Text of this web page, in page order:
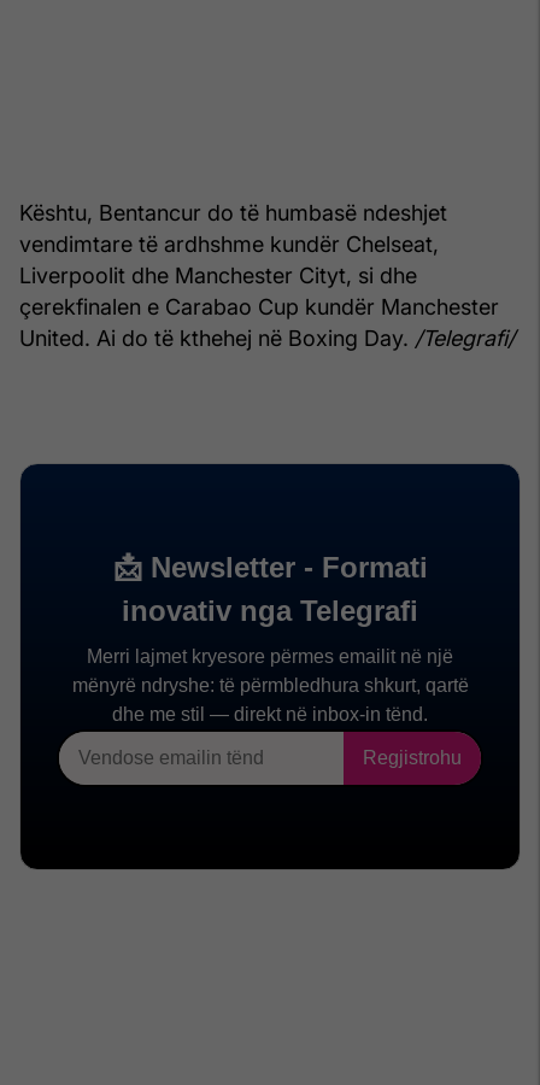
Kështu, Bentancur do të humbasë ndeshjet
vendimtare të ardhshme kundër Chelseat,
Liverpoolit dhe Manchester Cityt, si dhe
çerekfinalen e Carabao Cup kundër Manchester
United. Ai do të kthehej në Boxing Day. /Telegrafi/